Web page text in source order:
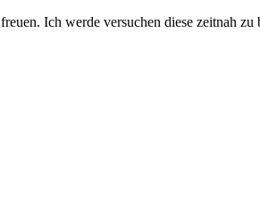
freuen. Ich werde versuchen diese zeitnah